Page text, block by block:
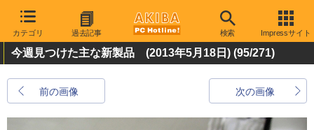
カテゴリ 過去記事 検索 Impressサイト
今週見つけた主な新製品 (2013年5月18日) (95/271)
前の画像 次の画像